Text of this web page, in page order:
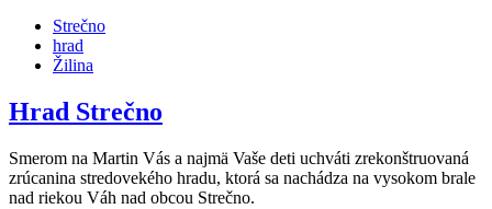
Strečno
hrad
Žilina
Hrad Strečno
Smerom na Martin Vás a najmä Vaše deti uchváti zrekonštruovaná
zrúcanina stredovekého hradu, ktorá sa nachádza na vysokom brale
nad riekou Váh nad obcou Strečno.